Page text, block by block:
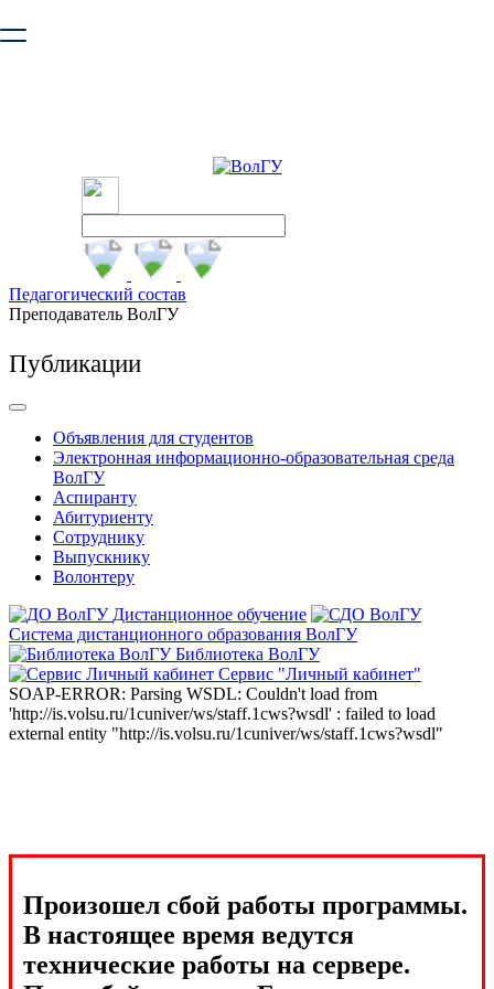
безопасную работу с сайтом. Пожалуйста
Педагогический состав
Преподаватель ВолГУ
Публикации
Объявления для студентов
Электронная информационно-образовательная среда
ВолГУ
Аспиранту
Абитуриенту
Сотруднику
Выпускнику
Волонтеру
Дистанционное обучение
Система дистанционного образования ВолГУ
Библиотека ВолГУ
Сервис "Личный кабинет"
SOAP-ERROR: Parsing WSDL: Couldn't load from
'http://is.volsu.ru/1cuniver/ws/staff.1cws?wsdl' : failed to load
external entity "http://is.volsu.ru/1cuniver/ws/staff.1cws?wsdl"
Произошел сбой работы программы.
В настоящее время ведутся
технические работы на сервере.